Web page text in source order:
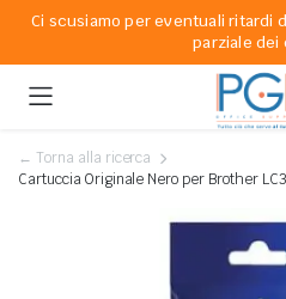
Ci scusiamo per eventuali ritardi
parziale dei
← Torna alla ricerca
Cartuccia Originale Nero per Brother